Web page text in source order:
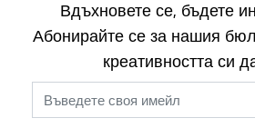
Вдъхновете се, бъдете
Абонирайте се за нашия
креативността си